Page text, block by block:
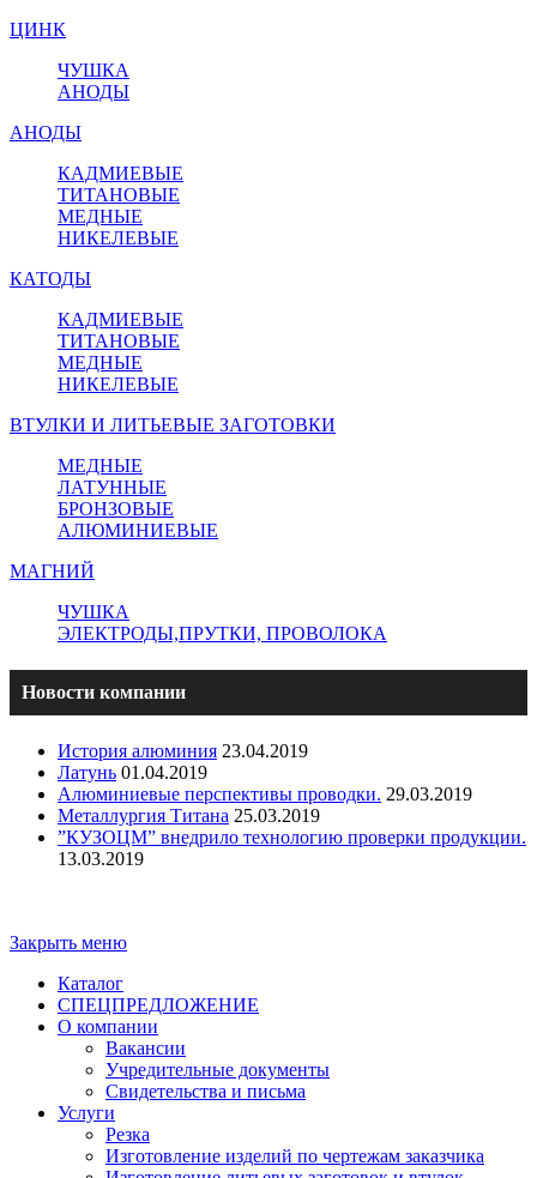
ЦИНК
ЧУШКА
АНОДЫ
АНОДЫ
КАДМИЕВЫЕ
ТИТАНОВЫЕ
МЕДНЫЕ
НИКЕЛЕВЫЕ
КАТОДЫ
КАДМИЕВЫЕ
ТИТАНОВЫЕ
МЕДНЫЕ
НИКЕЛЕВЫЕ
ВТУЛКИ И ЛИТЬЕВЫЕ ЗАГОТОВКИ
МЕДНЫЕ
ЛАТУННЫЕ
БРОНЗОВЫЕ
АЛЮМИНИЕВЫЕ
МАГНИЙ
ЧУШКА
ЭЛЕКТРОДЫ,ПРУТКИ, ПРОВОЛОКА
Новости компании
История алюминия 23.04.2019
Латунь 01.04.2019
Алюминиевые перспективы проводки. 29.03.2019
Металлургия Титана 25.03.2019
”КУЗОЦМ” внедрило технологию проверки продукции.
13.03.2019
Закрыть меню
Каталог
СПЕЦПРЕДЛОЖЕНИЕ
О компании
Вакансии
Учредительные документы
Свидетельства и письма
Услуги
Резка
Изготовление изделий по чертежам заказчика